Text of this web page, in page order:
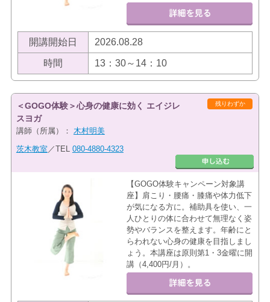
開講開始日 2026.08.28
時間 13：30～14：10
残りわずか
＜GOGO体験＞心身の健康に効く エイジレ
スヨガ
講師（所属）： 木村明美
茨木教室 ／TEL 080-4880-4323
【GOGO体験キャンペーン対象講
座】肩こり・腰痛・膝痛や体力低下
が気になる方に。補助具を使い、一
人ひとりの体に合わせて無理なく姿
勢やバランスを整えます。年齢にと
らわれない心身の健康を目指しまし
ょう。本講座は原則第1・3金曜に開
講（4,400円/月）。